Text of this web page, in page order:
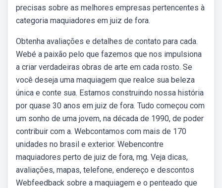
precisas sobre as melhores empresas pertencentes à
categoria maquiadores em juiz de fora.
Obtenha avaliações e detalhes de contato para cada.
Webé a paixão pelo que fazemos que nos impulsiona
a criar verdadeiras obras de arte em cada rosto. Se
você deseja uma maquiagem que realce sua beleza
única e conte sua. Estamos construindo nossa história
por quase 30 anos em juiz de fora. Tudo começou com
um sonho de uma jovem, na década de 1990, de poder
contribuir com a. Webcontamos com mais de 170
unidades no brasil e exterior. Webencontre
maquiadores perto de juiz de fora, mg. Veja dicas,
avaliações, mapas, telefone, endereço e descontos
Webfeedback sobre a maquiagem e o penteado que